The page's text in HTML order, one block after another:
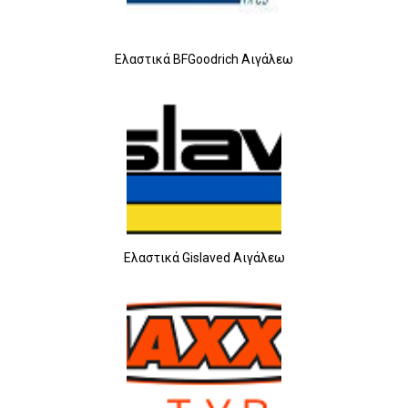
Ελαστικά BFGoodrich Αιγάλεω
Ελαστικά Gislaved Αιγάλεω